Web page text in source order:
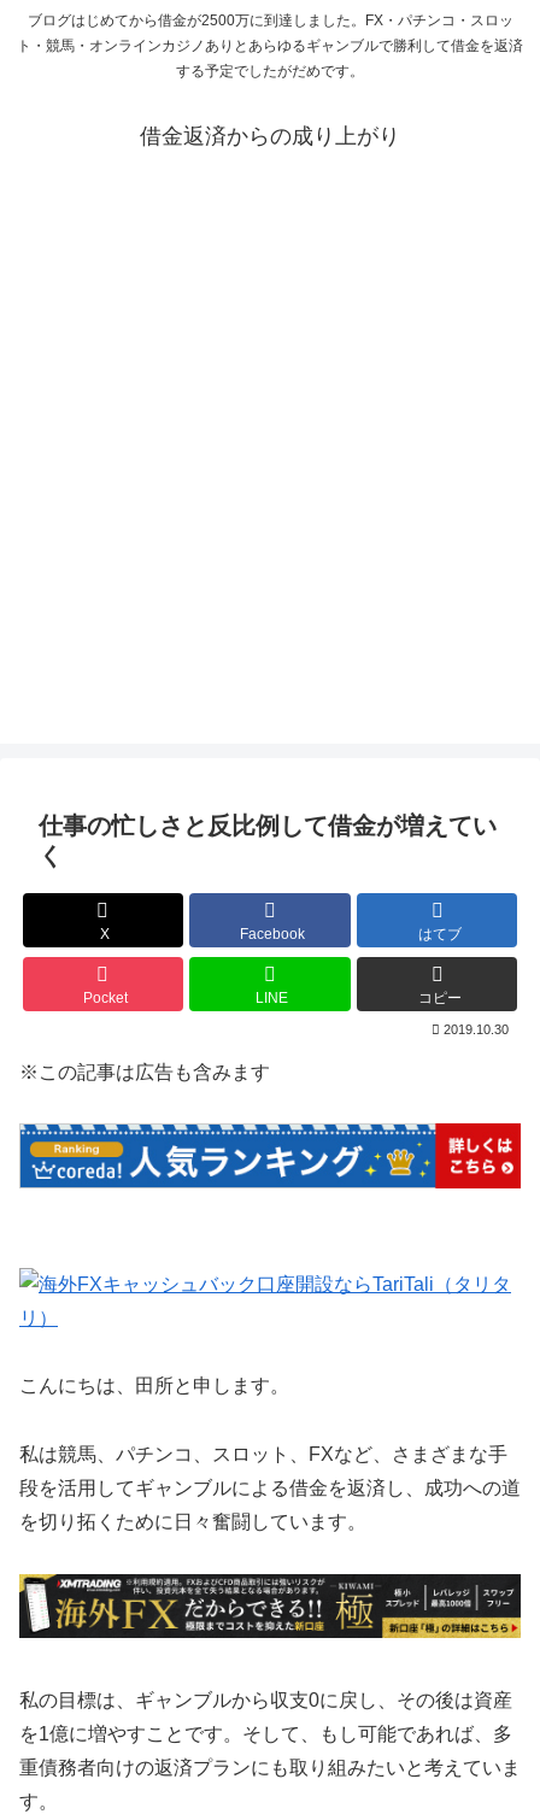
ブログはじめてから借金が2500万に到達しました。FX・パチンコ・スロッ
ト・競馬・オンラインカジノありとあらゆるギャンブルで勝利して借金を返済
する予定でしたがだめです。
借金返済からの成り上がり
仕事の忙しさと反比例して借金が増えてい
く
X Facebook はてブ
Pocket LINE コピー
2019.10.30
※この記事は広告も含みます
こんにちは、田所と申します。
私は競馬、パチンコ、スロット、FXなど、さまざまな手
段を活用してギャンブルによる借金を返済し、成功への道
を切り拓くために日々奮闘しています。
私の目標は、ギャンブルから収支0に戻し、その後は資産
を1億に増やすことです。そして、もし可能であれば、多
重債務者向けの返済プランにも取り組みたいと考えていま
す。